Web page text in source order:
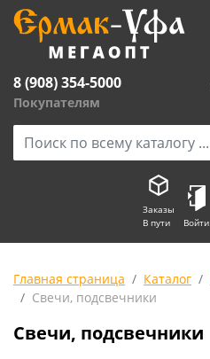
8 (908) 354-5000
Покупателям
Заказы
В пути
Войти
Главная страница Каталог
Свечи, подсвечники
Свечи, подсвечники